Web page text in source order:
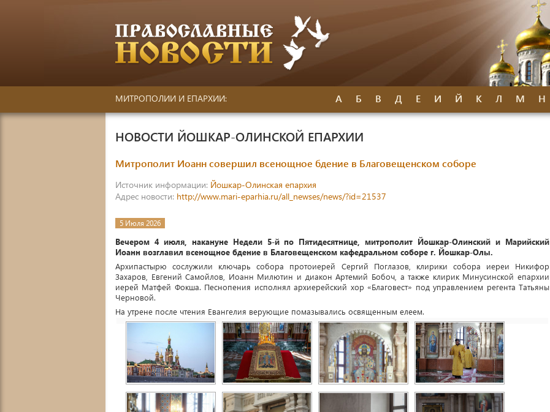
МИТРОПОЛИИ И ЕПАРХИИ: А Б В Д Е И Й К Л М Н
НОВОСТИ ЙОШКАР-ОЛИНСКОЙ ЕПАРХИИ
Митрополит Иоанн совершил всенощное бдение в Благовещенском соборе
Источник информации: Йошкар-Олинская епархия
Адрес новости: http://www.mari-eparhia.ru/all_newses/news/?id=21537
5 Июля 2026
Вечером 4 июля, накануне Недели 5-й по Пятидесятнице, митрополит Йошкар-Олинский и Марийский
Иоанн возглавил всенощное бдение в Благовещенском кафедральном соборе г. Йошкар-Олы.
Архипастырю сослужили ключарь собора протоиерей Сергий Поглазов, клирики собора иереи Никифор
Захаров, Евгений Самойлов, Иоанн Милютин и диакон Артемий Бобоч, а также клирик Минусинской епархии
иерей Матфей Фокша. Песнопения исполнял архиерейский хор «Благовест» под управлением регента Татьяны
Черновой.
На утрене после чтения Евангелия верующие помазывались освященным елеем.